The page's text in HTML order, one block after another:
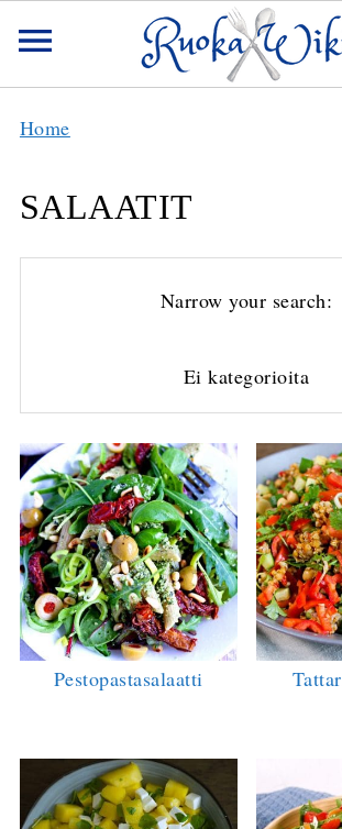
Home
SALAATIT
Narrow your search:
Ei kategorioita
Pestopastasalaatti